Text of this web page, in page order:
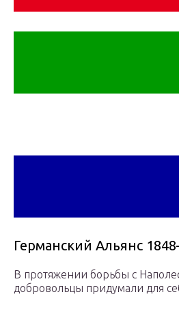
Германский Альянс
В протяжении борьбы с
добровольцы придумали для